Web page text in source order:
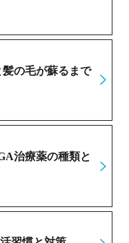
の毛が蘇るまで
治療薬の種類と